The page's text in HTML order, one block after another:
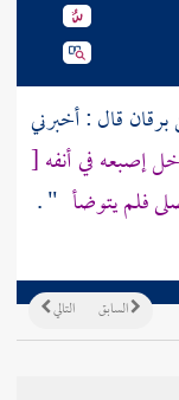
قال : أخبرني
إصبعه في أنفه[
فلم يتوضأ " .
التالي السابق